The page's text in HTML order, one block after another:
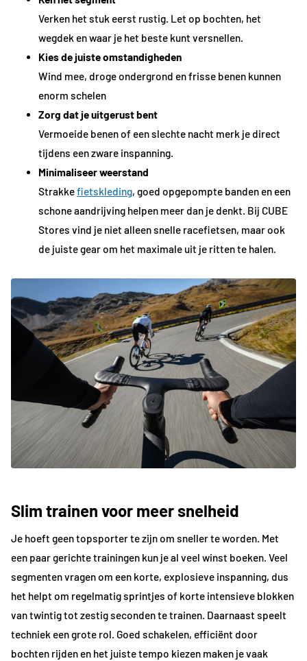
Verken het stuk eerst rustig. Let op bochten, het
wegdek en waar je het beste kunt versnellen.
Kies de juiste omstandigheden
Wind mee, droge ondergrond en frisse benen kunnen
enorm schelen
Zorg dat je uitgerust bent
Vermoeide benen of een slechte nacht merk je direct
tijdens een zware inspanning.
Minimaliseer weerstand
Strakkefietskleding, goed opgepompte banden en een
schone aandrijving helpen meer dan je denkt. Bij CUBE
Stores vind je niet alleen snelle racefietsen, maar ook
de juiste gear om het maximale uit je ritten te halen.
Slim trainen voor meer snelheid
Je hoeft geen topsporter te zijn om sneller te worden. Met
een paar gerichte trainingen kun je al veel winst boeken. Veel
segmenten vragen om een korte, explosieve inspanning, dus
het helpt om regelmatig sprintjes of korte intensieve blokken
van twintig tot zestig seconden te trainen. Daarnaast speelt
techniek een grote rol. Goed schakelen, efficiënt door
bochten rijden en het juiste tempo kiezen maken je vaak